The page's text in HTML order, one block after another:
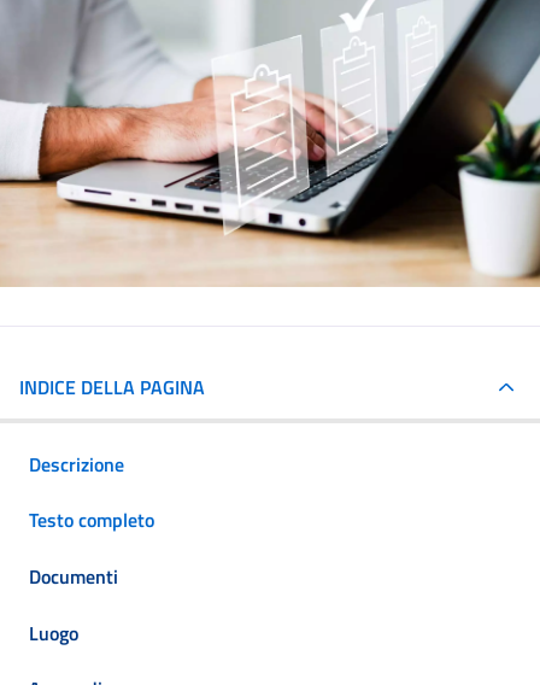
INDICE DELLA PAGINA
Descrizione
Testo completo
Documenti
Luogo